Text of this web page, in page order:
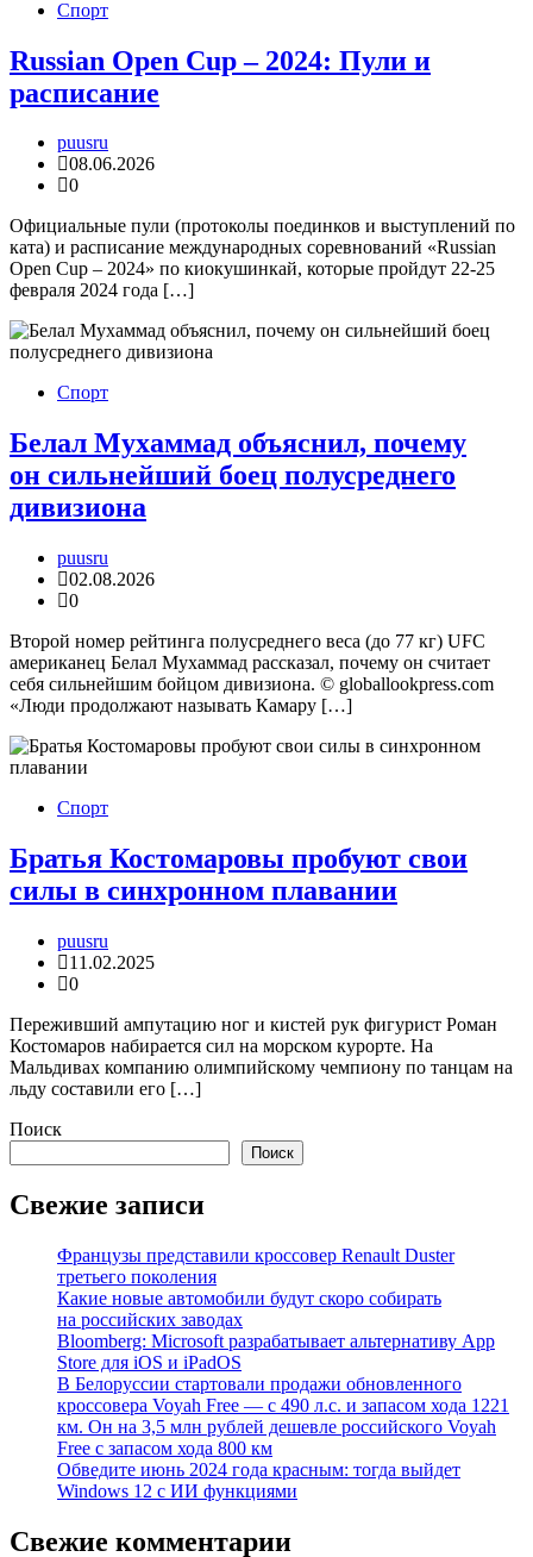
Спорт
Russian Open Cup – 2024: Пули и
расписание
puusru
08.06.2026
0
Официальные пули (протоколы поединков и выступлений по
ката) и расписание международных соревнований «Russian
Open Cup – 2024» по киокушинкай, которые пройдут 22-25
февраля 2024 года […]
Спорт
Белал Мухаммад объяснил, почему
он сильнейший боец полусреднего
дивизиона
puusru
02.08.2026
0
Второй номер рейтинга полусреднего веса (до 77 кг) UFC
американец Белал Мухаммад рассказал, почему он считает
себя сильнейшим бойцом дивизиона. © globallookpress.com
«Люди продолжают называть Камару […]
Спорт
Братья Костомаровы пробуют свои
силы в синхронном плавании
puusru
11.02.2025
0
Переживший ампутацию ног и кистей рук фигурист Роман
Костомаров набирается сил на морском курорте. На
Мальдивах компанию олимпийскому чемпиону по танцам на
льду составили его […]
Поиск
Поиск
Свежие записи
Французы представили кроссовер Renault Duster
третьего поколения
Какие новые автомобили будут скоро собирать
на российских заводах
Bloomberg: Microsoft разрабатывает альтернативу App
Store для iOS и iPadOS
В Белоруссии стартовали продажи обновленного
кроссовера Voyah Free — с 490 л.с. и запасом хода 1221
км. Он на 3,5 млн рублей дешевле российского Voyah
Free с запасом хода 800 км
Обведите июнь 2024 года красным: тогда выйдет
Windows 12 с ИИ функциями
Свежие комментарии